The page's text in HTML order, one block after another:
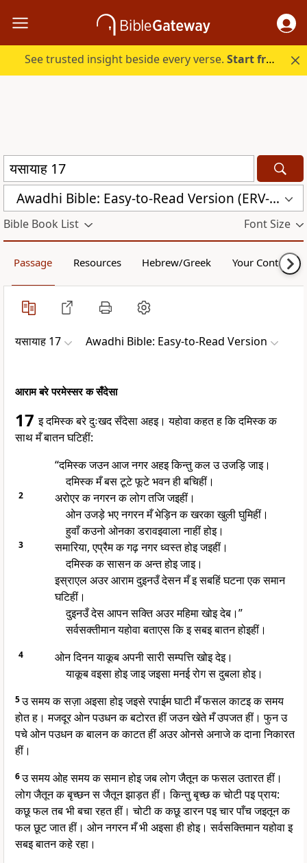
See trusted insight beside every verse.Start free.
Awadhi Bible: Easy-to-Read Version (ERV-AWA)
Bible Book List Font Size
Passage Resources Hebrew/Greek Your Content
यसायाह 17 Awadhi Bible: Easy-to-Read Version
आराम बरे परमेस्सर क सँदेसा
17इ दमिस्क बरे दुःखद सँदेसा अहइ। यहोवा कहत ह कि दमिस्क क
साथ मँ बातन घटिहीं:
“दमिस्क जउन आज नगर अहइ किन्तु कल उ उजड़ि जाइ।
दमिस्क मँ बस टूटे फूटे भवन ही बचिहीं।
2
अरोएर क नगरन क लोग तजि जइहीं।
ओन उजड़े भए नगरन मँ भेड़िन क खरका खुली घुमिहीं।
हुवाँ कउनो ओनका डरावइवाला नाहीं होइ।
3
समारिया, एप्रैम क गढ़ नगर ध्वस्त होइ जइहीं।
दमिस्क क सासन क अन्त होइ जाइ।
इस्राएल अउर आराम दुइनउँ देसन मँ इ सबहिं घटना एक समान
घटिहीं।
दुइनउँ देस आपन सक्ति अउर महिमा खोइ देब।”
सर्वसक्तीमान यहोवा बताएस कि इ सबइ बातन होइहीं।
4
ओन दिनन याकूब अपनी सारी सम्पत्ति खोइ देइ।
याकूब वइसा होइ जाइ जइसा मनई रोग स दुबला होइ।
5उ समय क सज़ा अइसा होइ जइसे रपाईम घाटी मँ फसल काटइ क समय
होत ह। मजदूर ओन पउधन क बटोरत हीं जउन खेते मँ उपजत हीं। फुन उ
पचे ओन पउधन क बालन क काटत हीं अउर ओनसे अनाजे क दाना निकारत
हीं।
6उ समय ओह समय क समान होइ जब लोग जैतून क फसल उतारत हीं।
लोग जैतून क बृच्छन स जैतून झाड़त हीं। किन्तु बृच्छ क चोटी पइ प्राय:
कछू फल तब भी बचा रहत हीं। चोटी क कछू डारन पइ चार पाँच जइतून क
फल छूट जात हीं। ओन नगरन मँ भी अइसा ही होइ। सर्वसक्तिमान यहोवा इ
सबइ बातन कहे रहा।